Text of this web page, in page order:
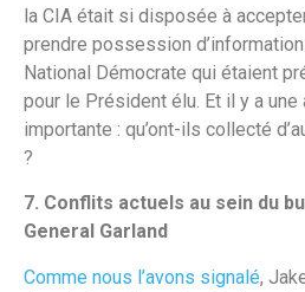
la CIA était si disposée à
prendre possession
National Démocrate qui étaient
pour le Président élu. Et il y a une
importante : qu’ont-ils collecté
?
7. Conflits actuels au sein du
General Garland
Comme nous l’avons signalé,